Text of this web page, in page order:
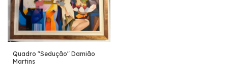
Quadro "Sedução" Damião
Martins